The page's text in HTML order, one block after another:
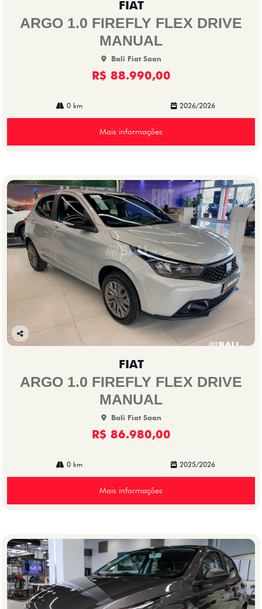
lhe
FIAT
ARGO 1.0 FIREFLY FLEX DRIVE
MANUAL
Bali Fiat Saan
R$ 88.990,00
0 km 2026/2026
Mais informações
Co
lhe
FIAT
ARGO 1.0 FIREFLY FLEX DRIVE
MANUAL
Bali Fiat Saan
R$ 86.980,00
0 km 2025/2026
Mais informações